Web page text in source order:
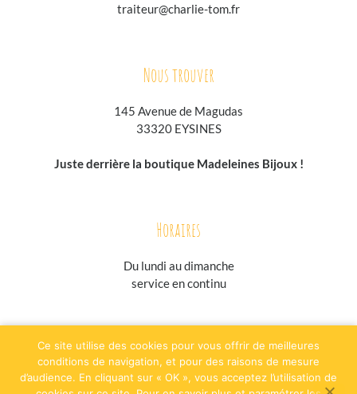
traiteur@charlie-tom.fr
Nous trouver
145 Avenue de Magudas
33320 EYSINES
Juste derrière la boutique Madeleines Bijoux !
Horaires
Du lundi audimanche
service en continu
evenementielpourtous.com
Plan du site Mentions légales
Ce site utilise des cookies pour vous offrir de meilleures
conditions de navigation, et pour des raisons de mesure
d’audience. En cliquant sur « OK », vous acceptez l’utilisation de